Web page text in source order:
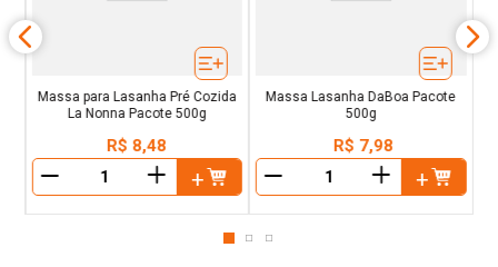
Massa para Lasanha Pré Cozida
La Nonna Pacote 500g
R$ 8,48
＋
Massa Lasanha DaBoa Pacote
500g
R$ 7,98
＋